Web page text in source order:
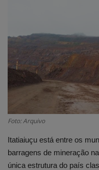
Fotos
Foto: Arquivo
Itatiaiuçu está entre os
barragens de mineração
única estrutura do país